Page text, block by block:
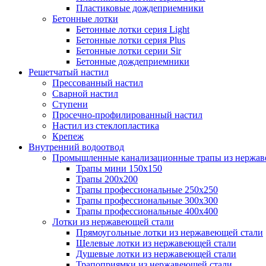
Пластиковые дождеприемники
Бетонные лотки
Бетонные лотки серия Light
Бетонные лотки серия Plus
Бетонные лотки серии Sir
Бетонные дождеприемники
Решетчатый настил
Прессованный настил
Сварной настил
Ступени
Просечно-профилированный настил
Настил из стеклопластика
Крепеж
Внутренний водоотвод
Промышленные канализационные трапы из
Трапы мини 150х150
Трапы 200х200
Трапы профессиональные 250х250
Трапы профессиональные 300х300
Трапы профессиональные 400х400
Лотки из нержавеющей стали
Прямоугольные лотки из нержавеющей стали
Щелевые лотки из нержавеющей стали
Душевые лотки из нержавеющей стали